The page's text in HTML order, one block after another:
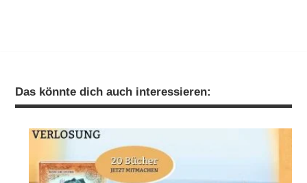
Das könnte dich auch interessieren: